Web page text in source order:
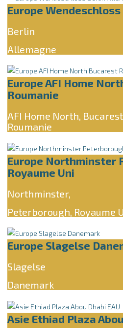
Europe
Berlin
Allemagne
Europe AFI Home
Roumanie
AFI Home North, Bucarest
Roumanie
Europe Northminster
Royaume Uni
Northminster,
Peterborough, Royaume
Europe Slagelse
Slagelse
Danemark
Asie Ethiad Plaza